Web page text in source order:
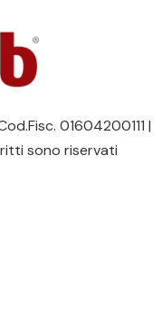
01604200111 |
sono riservati